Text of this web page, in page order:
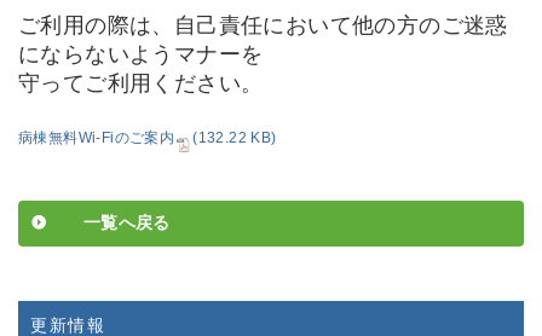
ご利用の際は、自己責任において他の方のご迷惑
にならないようマナーを
守ってご利用ください。
病棟無料Wi-Fiのご案内 (132.22 KB)
一覧へ戻る
更新情報